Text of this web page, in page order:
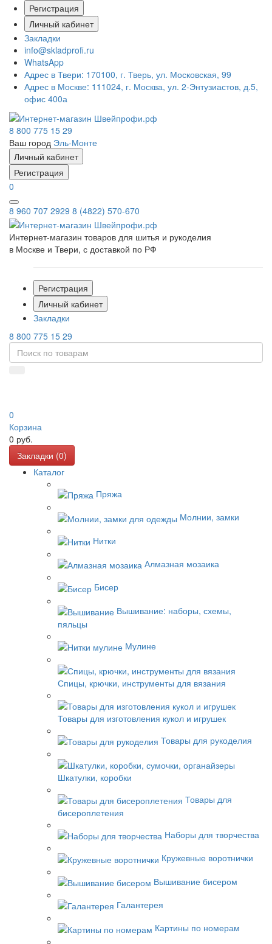
Регистрация
Личный кабинет
Закладки
info@skladprofi.ru
WhatsApp
Адрес в Твери: 170100, г. Тверь, ул. Московская, 99
Адрес в Москве: 111024, г. Москва, ул. 2-Энтузиастов, д.5,
офис 400а
8 800 775 15 29
Ваш город Эль-Монте
Личный кабинет
Регистрация
0
8 960 707 2929 8 (4822) 570-670
Интернет-магазин товаров для шитья и рукоделия
в Москве и Твери, с доставкой по РФ
Регистрация
Личный кабинет
Закладки
8 800 775 15 29
0
Корзина
0 руб.
Закладки (0)
Каталог
Пряжа
Молнии, замки
Нитки
Алмазная мозаика
Бисер
Вышивание: наборы, схемы,
пяльцы
Мулине
Спицы, крючки, инструменты для вязания
Товары для изготовления кукол и игрушек
Товары для рукоделия
Шкатулки, коробки
Товары для
бисероплетения
Наборы для творчества
Кружевные воротнички
Вышивание бисером
Галантерея
Картины по номерам